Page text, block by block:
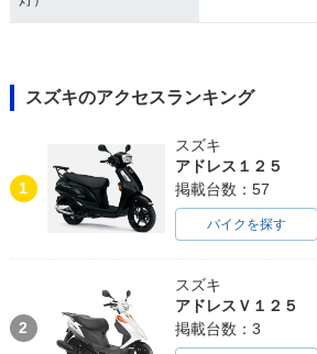
スズキのアクセスランキング
1
スズキ
アドレス１２５
掲載台数：57
バイクを探す
2
スズキ
アドレスＶ１２５
掲載台数：3